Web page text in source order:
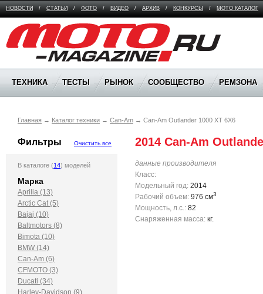
НОВОСТИ / СТАТЬИ / ФОТО / ВИДЕО / АРХИВ / КОНКУРСЫ / МОТО КАТАЛОГ
Moto Magazine
ТЕХНИКА ТЕСТЫ РЫНОК СООБЩЕСТВО РЕМЗОНА
Главная → Каталог техники → Can-Am → Can-Am Outlander 1000 XT 6X6
Фильтры Очистить все
В каталоге (14) моделей
Марка
Aprilia (13)
Arctic Cat (5)
Bajaj (10)
Baltmotors (8)
Bimota (10)
BMW (14)
Can-Am (6)
CFMOTO (3)
Ducati (34)
Harley-Davidson (9)
2014 Can-Am
данные производителя
Класс:
Модельный год: 2014
Рабочий объем: 976 см3
Мощность, л.с.: 82
Снаряженная масса: кг.